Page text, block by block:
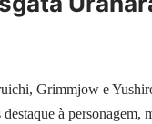
Grimmjow e
à personagem,